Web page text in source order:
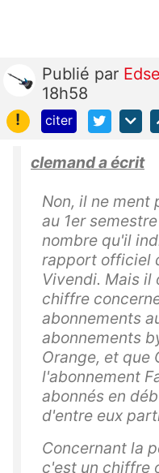
Publié par
18h58
!
citer
clemand a écrit
Non, il ne ment
au 1er
nombre qu'il
rapport officiel
Vivendi. Mais il
chiffre
abonnements
abonnements
Orange, et que
l'abonnement
abonnés en
d'entre eux
Concernant la
c'est un chiffre